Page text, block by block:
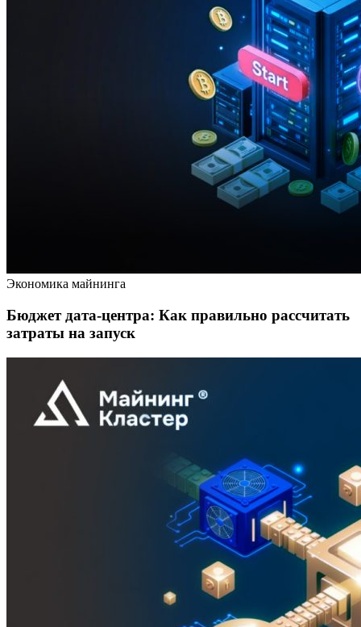
Экономика майнинга
Бюджет дата-центра: Как правильно рассчитать
затраты на запуск